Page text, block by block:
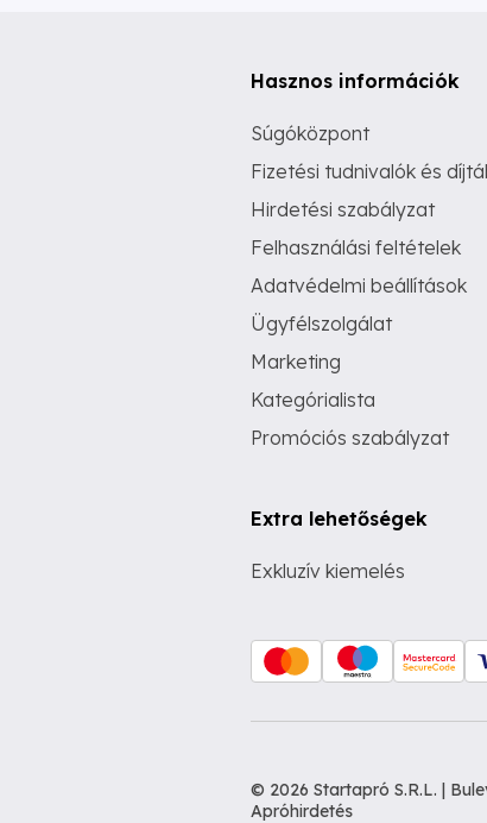
Hasznos információk
Súgóközpont
Fizetési tudnivalók és
Hirdetési szabályzat
Felhasználási feltételek
Adatvédelmi beállítások
Ügyfélszolgálat
Marketing
Kategórialista
Promóciós szabályzat
Extra lehetőségek
Exkluzív kiemelés
© 2026 Startapró S.R.L. |
Apróhirdetés